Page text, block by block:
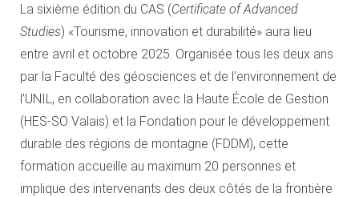
La sixième édition du CAS (Certificate of Advanced
Studies) «Tourisme, innovation et durabilité» aura lieu
entre avril et octobre 2025. Organisée tous les deux ans
par la Faculté des géosciences et de l’environnement de
l’UNIL, en collaboration avec la Haute École de Gestion
(HES-SO Valais) et la Fondation pour le développement
durable des régions de montagne (FDDM), cette
formation accueille au maximum 20 personnes et
implique des intervenants des deux côtés de la frontière